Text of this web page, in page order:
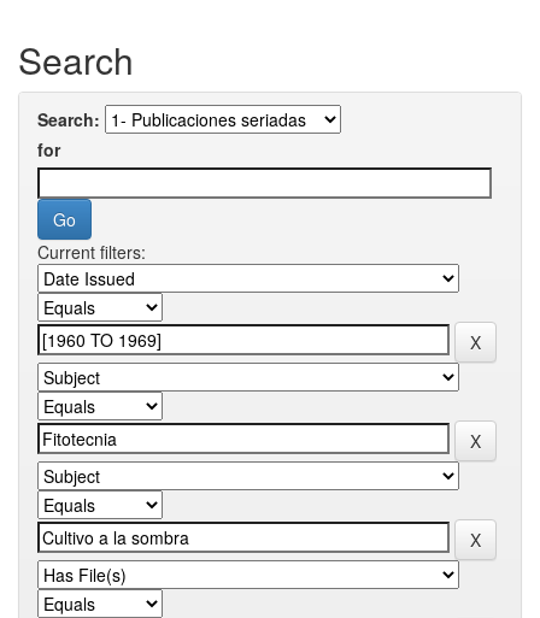
Search
Search:
for
Current filters: